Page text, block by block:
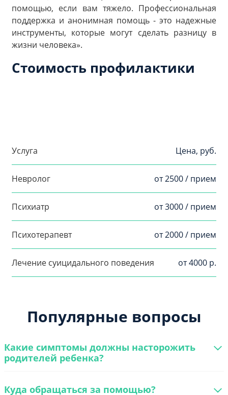
помощью, если вам тяжело. Профессиональная
поддержка и анонимная помощь - это надежные
инструменты, которые могут сделать разницу в
жизни человека».
Стоимость профилактики
Услуга Цена, руб.
Невролог от 2500 / прием
Психиатр от 3000 / прием
Психотерапевт от 2000 / прием
Лечение суицидального поведения от 4000 р.
Популярные вопросы
Какие симптомы должны насторожить
родителей ребенка?
Куда обращаться за помощью?